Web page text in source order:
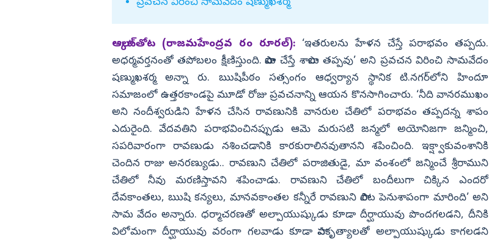
పార్వతీపురం మన్యం
పశ్చిమ గోదావరి
ఏలూరు
వైఎస్సార్
అన్నమయ్య
కామారెడ్డి
రంగారెడ్డి
వికారాబాద్
వరంగల్
హన్మకొండ
జనగాం
జయశంకర్
మహబూబాబాద్
ములుగు
ప్రవచన విరించి సామవేదం షణ్ముఖశర్మ
ఆల్కాట్‌తోట (రాజమహేంద్రవ రం రూరల్‌): ‘ఇతరులను హేళన చేస్తే పరాభవం తప్పదు.
అధర్మవర్తనంతో తపోబలం క్షీణిస్తుంది. పాపాలు చేస్తే శాపాలు తప్పవు’ అని ప్రవచన విరించి సామవేదం
షణ్ముఖశర్మ అన్నా రు. ఋషిపీఠం సత్సంగం ఆధ్వర్యాన స్థానిక టి.నగర్‌లోని హిందూ
సమాజంలో ఉత్తరకాండపై మూడో రోజు ప్రవచనాన్ని ఆయన కొనసాగించారు. ‘నీది వానరముఖం
అని నందీశ్వరుడిని హేళన చేసిన రావణునికి వానరుల చేతిలో పరాభవం తప్పదన్న శాపం
ఎదురైంది. వేదవతిని పరాభవించినప్పుడు ఆమె మరుసటి జన్మలో అయోనిజగా జన్మించి,
సపరివారంగా రావణుడు నశించడానికి కారకురాలినవుతానని శపించింది. ఇక‌్ష్వాకువంశానికి
చెందిన రాజు అనరణ్యుడు.. రావణుని చేతిలో పరాజితుడై, మా వంశంలో జన్మించే శ్రీరాముని
చేతిలో నీవు మరణిస్తావని శపించాడు. రావణుని చేతిలో బందీలుగా చిక్కిన ఎందరో
దేవకాంతలు, ఋషి కన్యలు, మానవకాంతల కన్నీరే రావణుని పాలిట పెనుశాపంగా మారింది’ అని
సామ వేదం అన్నారు. ధర్మాచరణతో అల్పాయుష్కుడు కూడా దీర్ఘాయువు పొందగలడని, దీనికి
విలోమంగా దీర్ఘాయువు వరంగా గలవాడు కూడా పాపకృత్యాలతో అల్పాయుష్కుడు కాగలడని